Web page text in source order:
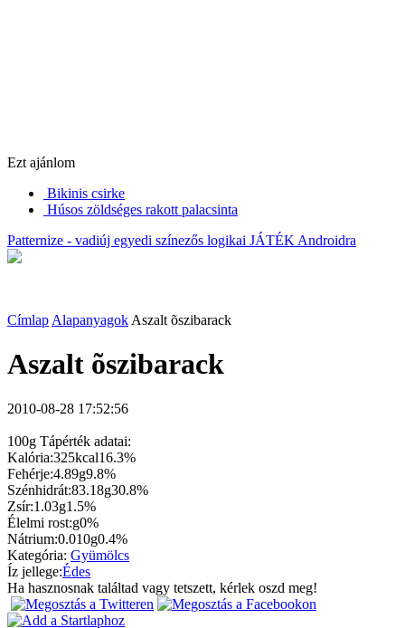
Ezt ajánlom
Bikinis csirke
Húsos zöldséges rakott palacsinta
Patternize - vadiúj egyedi színezős logikai JÁTÉK Androidra
Címlap Alapanyagok Aszalt õszibarack
Aszalt õszibarack
2010-08-28 17:52:56
100g Tápérték adatai:
Kalória:325kcal16.3%
Fehérje:4.89g9.8%
Szénhidrát:83.18g30.8%
Zsír:1.03g1.5%
Élelmi rost:g0%
Nátrium:0.010g0.4%
Kategória: Gyümölcs
Íz jellege:Édes
Ha hasznosnak találtad vagy tetszett, kérlek oszd meg!